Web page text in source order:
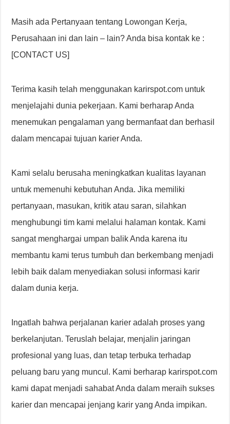
Masih ada Pertanyaan tentang Lowongan Kerja,
Perusahaan ini dan lain – lain? Anda bisa kontak ke :
[CONTACT US]
Terima kasih telah menggunakan karirspot.com untuk
menjelajahi dunia pekerjaan. Kami berharap Anda
menemukan pengalaman yang bermanfaat dan berhasil
dalam mencapai tujuan karier Anda.
Kami selalu berusaha meningkatkan kualitas layanan
untuk memenuhi kebutuhan Anda. Jika memiliki
pertanyaan, masukan, kritik atau saran, silahkan
menghubungi tim kami melalui halaman kontak. Kami
sangat menghargai umpan balik Anda karena itu
membantu kami terus tumbuh dan berkembang menjadi
lebih baik dalam menyediakan solusi informasi karir
dalam dunia kerja.
Ingatlah bahwa perjalanan karier adalah proses yang
berkelanjutan. Teruslah belajar, menjalin jaringan
profesional yang luas, dan tetap terbuka terhadap
peluang baru yang muncul. Kami berharap karirspot.com
kami dapat menjadi sahabat Anda dalam meraih sukses
karier dan mencapai jenjang karir yang Anda impikan.